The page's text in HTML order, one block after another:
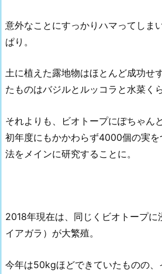
意外なことにすっかりハマってしま
ぱり。
土に植えた露地物はほとんど成功せ
たものはバジルとルッコラと水菜くら
それよりも、ビオトープにぽちゃん
初年度にもかかわらず4000個の実
法をメインに研究することに。
2018年現在は、同じくビオトープに
イアガラ）が大繁殖。
今年は50kgほどできていたものの、